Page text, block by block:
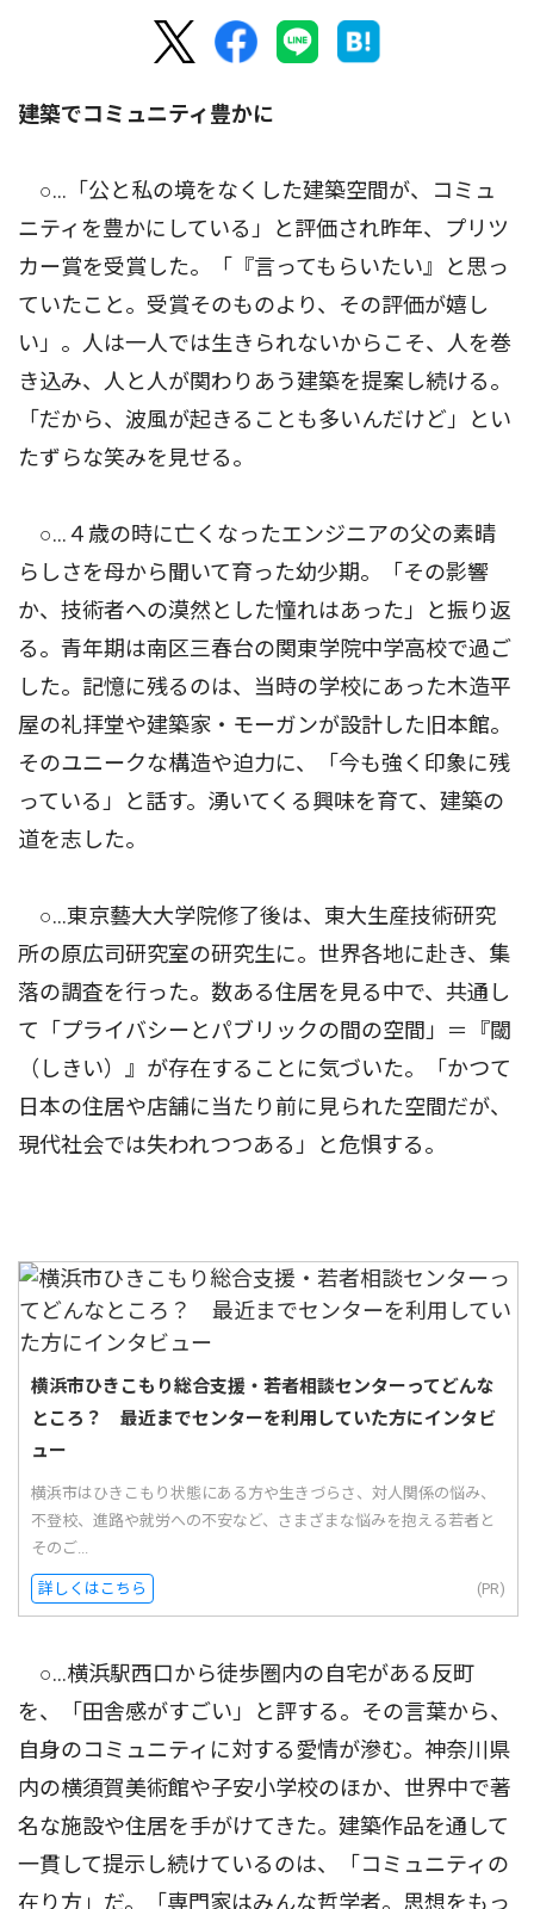
建築でコミュニティ豊かに
○…「公と私の境をなくした建築空間が、コミュ
ニティを豊かにしている」と評価され昨年、プリツ
カー賞を受賞した。「『言ってもらいたい』と思っ
ていたこと。受賞そのものより、その評価が嬉し
い」。人は一人では生きられないからこそ、人を巻
き込み、人と人が関わりあう建築を提案し続ける。
「だから、波風が起きることも多いんだけど」とい
たずらな笑みを見せる。
○…４歳の時に亡くなったエンジニアの父の素晴
らしさを母から聞いて育った幼少期。「その影響
か、技術者への漠然とした憧れはあった」と振り返
る。青年期は南区三春台の関東学院中学高校で過ご
した。記憶に残るのは、当時の学校にあった木造平
屋の礼拝堂や建築家・モーガンが設計した旧本館。
そのユニークな構造や迫力に、「今も強く印象に残
っている」と話す。湧いてくる興味を育て、建築の
道を志した。
○…東京藝大大学院修了後は、東大生産技術研究
所の原広司研究室の研究生に。世界各地に赴き、集
落の調査を行った。数ある住居を見る中で、共通し
て「プライバシーとパブリックの間の空間」＝『閾
（しきい）』が存在することに気づいた。「かつて
日本の住居や店舗に当たり前に見られた空間だが、
現代社会では失われつつある」と危惧する。
横浜市ひきこもり総合支援・若者相談センターってどんな
ところ？ 最近までセンターを利用していた方にインタビ
ュー
横浜市はひきこもり状態にある方や生きづらさ、対人関係の悩み、
不登校、進路や就労への不安など、さまざまな悩みを抱える若者と
そのご...
詳しくはこちら (PR)
○…横浜駅西口から徒歩圏内の自宅がある反町
を、「田舎感がすごい」と評する。その言葉から、
自身のコミュニティに対する愛情が滲む。神奈川県
内の横須賀美術館や子安小学校のほか、世界中で著
名な施設や住居を手がけてきた。建築作品を通して
一貫して提示し続けているのは、「コミュニティの
在り方」だ。「専門家はみんな哲学者。思想をもっ